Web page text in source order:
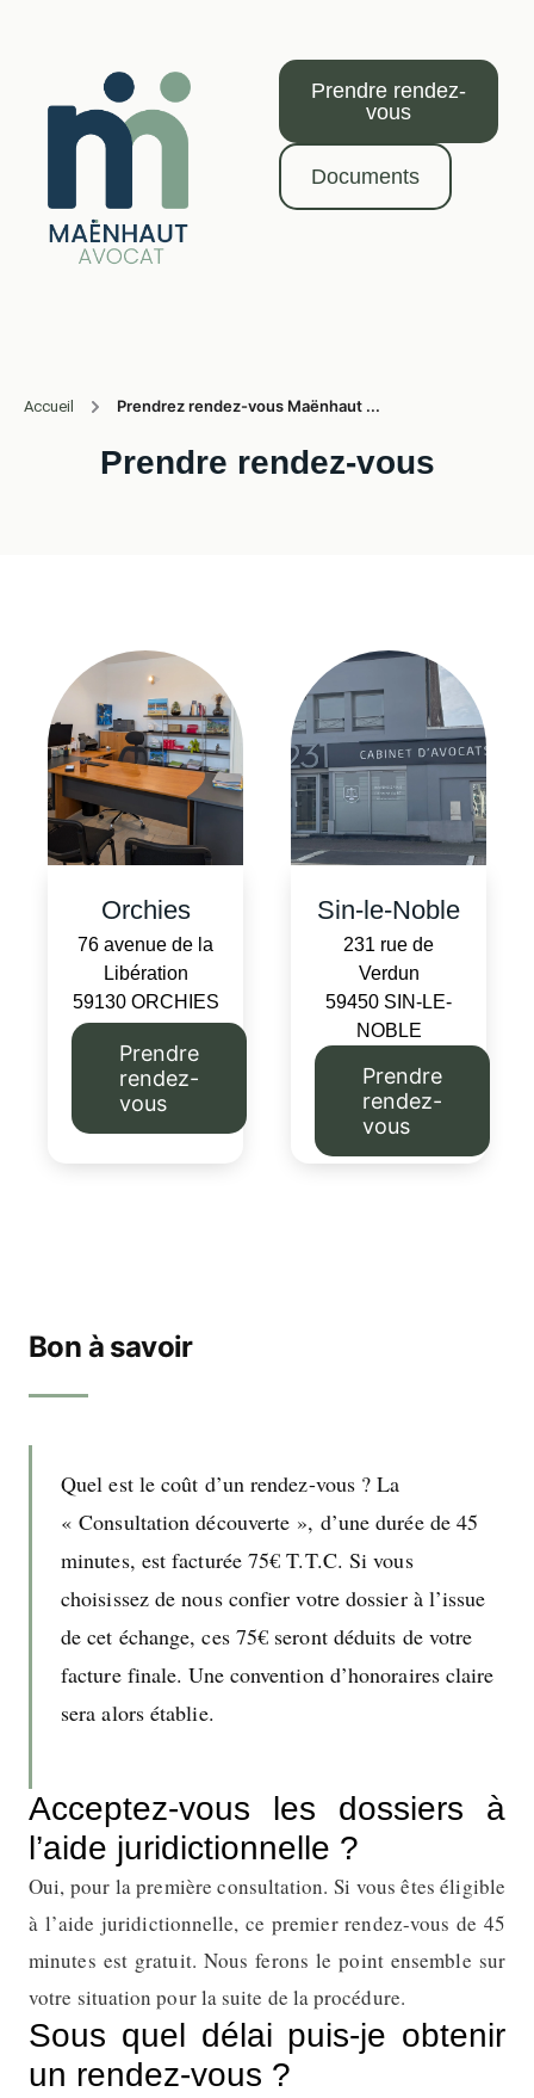
Prendre rendez-
vous
Documents
Accueil Prendrez rendez-vous Maënhaut ...
Prendre rendez-vous
Orchies
76 avenue de la
Libération
59130 ORCHIES
Prendre
rendez-
vous
Sin-le-Noble
231 rue de
Verdun
59450 SIN-LE-
NOBLE
Prendre
rendez-
vous
Bon à savoir
Quel est le coût d’un rendez-vous ? La
« Consultation découverte », d’une durée de 45
minutes, est facturée 75€ T.T.C. Si vous
choisissez de nous confier votre dossier à l’issue
de cet échange, ces 75€ seront déduits de votre
facture finale. Une convention d’honoraires claire
sera alors établie.
Acceptez-vous les dossiers à
l’aide juridictionnelle ?
Oui, pour la première consultation. Si vous êtes éligible
à l’aide juridictionnelle, ce premier rendez-vous de 45
minutes est gratuit. Nous ferons le point ensemble sur
votre situation pour la suite de la procédure.
Sous quel délai puis-je obtenir
un rendez-vous ?